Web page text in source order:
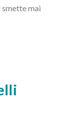
smette mai